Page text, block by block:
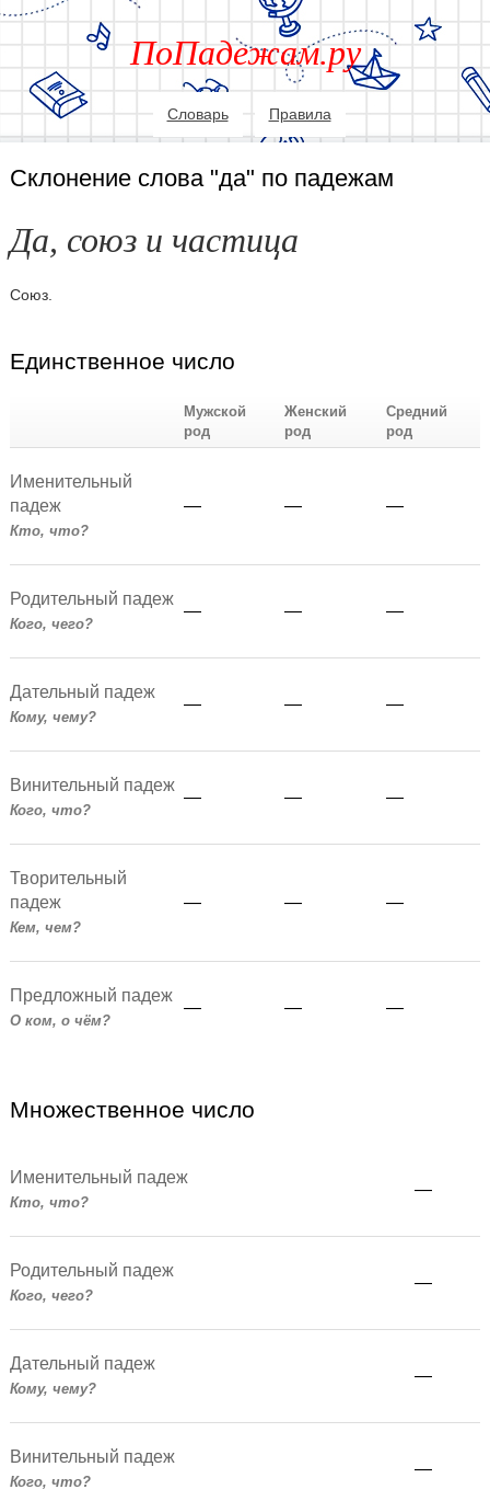
ПоПадежам.ру
Словарь Правила
Склонение слова "да" по падежам
Да, союз и частица
Союз.
Единственное число
Мужской
род
Женский
род
Средний
род
Именительный
падеж
Кто, что?
— — —
Родительный падеж
Кого, чего?
— — —
Дательный падеж
Кому, чему?
— — —
Винительный падеж
Кого, что?
— — —
Творительный
падеж
Кем, чем?
— — —
Предложный падеж
О ком, о чём?
— — —
Множественное число
Именительный падеж
Кто, что?
—
Родительный падеж
Кого, чего?
—
Дательный падеж
Кому, чему?
—
Винительный падеж
Кого, что?
—